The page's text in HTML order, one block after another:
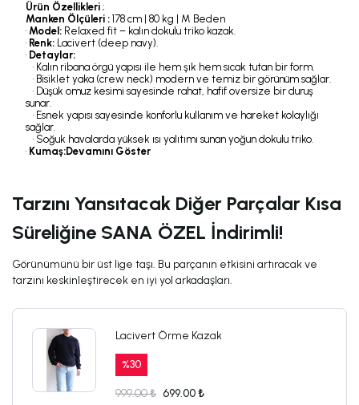
Ürün Özellikleri ;
Manken Ölçüleri : 178 cm | 80 kg | M Beden
• Model: Relaxed fit – kalın dokulu triko kazak.
• Renk: Lacivert (deep navy).
• Detaylar:
• Kalın ribana örgü yapısı ile hem şık hem sıcak tutan bir form.
• Bisiklet yaka (crew neck) modern ve temiz bir görünüm sağlar.
• Düşük omuz kesimi sayesinde rahat, hafif oversize bir duruş
sunar.
• Esnek yapısı sayesinde konforlu kullanım ve hareket kolaylığı
sağlar.
• Soğuk havalarda yüksek ısı yalıtımı sunan yoğun dokulu triko.
• Kumaş:Devamını Göster
Tarzını Yansıtacak Diğer Parçalar Kısa
Süreliğine SANA ÖZEL İndirimli!
Görünümünü bir üst lige taşı. Bu parçanın etkisini artıracak ve
tarzını keskinleştirecek en iyi yol arkadaşları.
Lacivert Örme Kazak
%30
999.00 ₺ 699.00 ₺